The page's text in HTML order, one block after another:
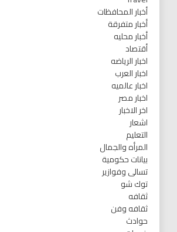
أخبار المحافظات
أخبار متفرقة
أخبار محليه
أقتصاد
اخبار الرياضه
اخبار العرب
اخبار عالميه
اخبار مصر
اخر الاخبار
اشعار
التعليم
المرأه والجمال
بيانات حكومية
تسالى وفوازير
توك شو
ثقافه
ثقافه وفن
حوادث